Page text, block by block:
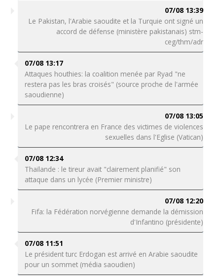
07/08 13:39
Le Pakistan, l'Arabie saoudite et la Turquie ont signé un
accord de défense (ministère pakistanais) stm-
ceg/thm/adr
07/08 13:17
Attaques houthies: la coalition menée par Ryad "ne
restera pas les bras croisés" (source proche de l'armée
saoudienne)
07/08 13:05
Le pape rencontrera en France des victimes de violences
sexuelles dans l'Eglise (Vatican)
07/08 12:34
Thaïlande : le tireur avait "clairement planifié" son
attaque dans un lycée (Premier ministre)
07/08 12:20
Fifa: la Fédération norvégienne demande la démission
d'Infantino (présidente)
07/08 11:51
Le président turc Erdogan est arrivé en Arabie saoudite
pour un sommet (média saoudien)